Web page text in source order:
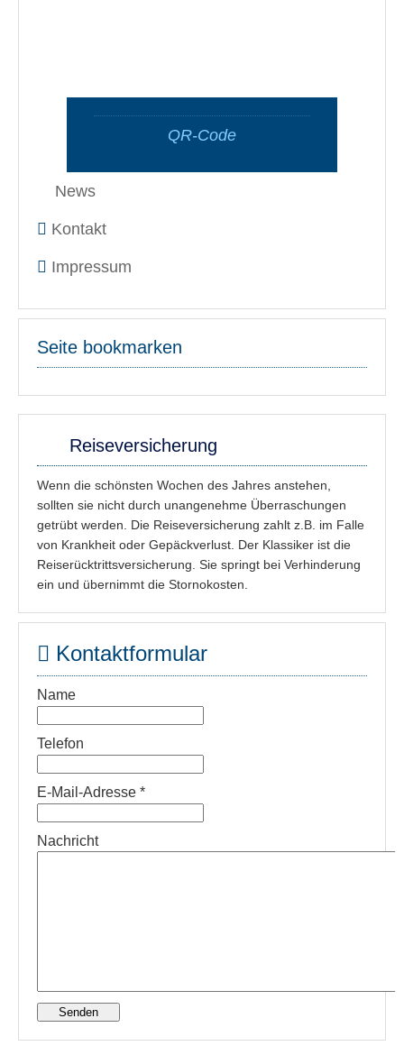
QR-Code
News
Kontakt
Impressum
Seite bookmarken
Reiseversicherung
Wenn die schönsten Wochen des Jahres anstehen,
sollten sie nicht durch unangenehme Überraschungen
getrübt werden. Die Reiseversicherung zahlt z.B. im Falle
von Krankheit oder Gepäckverlust. Der Klassiker ist die
Reiserücktrittsversicherung. Sie springt bei Verhinderung
ein und übernimmt die Stornokosten.
Kontaktformular
Name
Telefon
E-Mail-Adresse *
Nachricht
Senden